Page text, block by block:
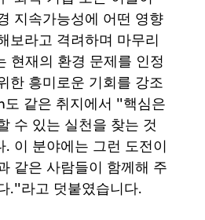
지속가능성에 어떤 영향
보라고 격려하며 마무리
현재의 환경 문제를 인정
한 흥미로운 기회를 강조
같은 취지에서 "핵심은
수 있는 실천을 찾는 것
. 이 분야에는 그런 도전이
같은 사람들이 함께해 주
."라고 덧붙였습니다.